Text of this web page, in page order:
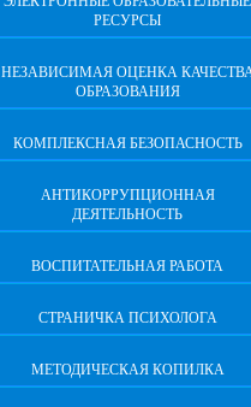
РЕСУРСЫ
НЕЗАВИСИМАЯ ОЦЕНКА
ОБРАЗОВАНИЯ
КОМПЛЕКСНАЯ БЕЗОПАСНОСТЬ
АНТИКОРРУПЦИОННАЯ
ДЕЯТЕЛЬНОСТЬ
ВОСПИТАТЕЛЬНАЯ РАБОТА
СТРАНИЧКА ПСИХОЛОГА
МЕТОДИЧЕСКАЯ КОПИЛКА